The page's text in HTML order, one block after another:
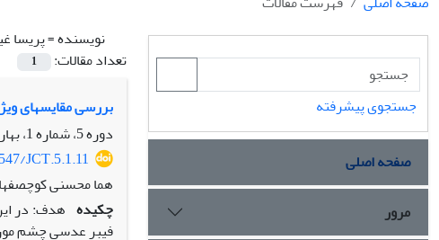
نویسنده =پریسا
تعداد مقالات:
1
بررسی مقایسه‏ای
دوره 5، شماره 1، بهار 1393، صفحه
JCT.5.1.11
هما محسنی
چکیده هدف: در
فیبر عدسی چشم
جستجوی پیشرفته
صفحه اصلی
مرور